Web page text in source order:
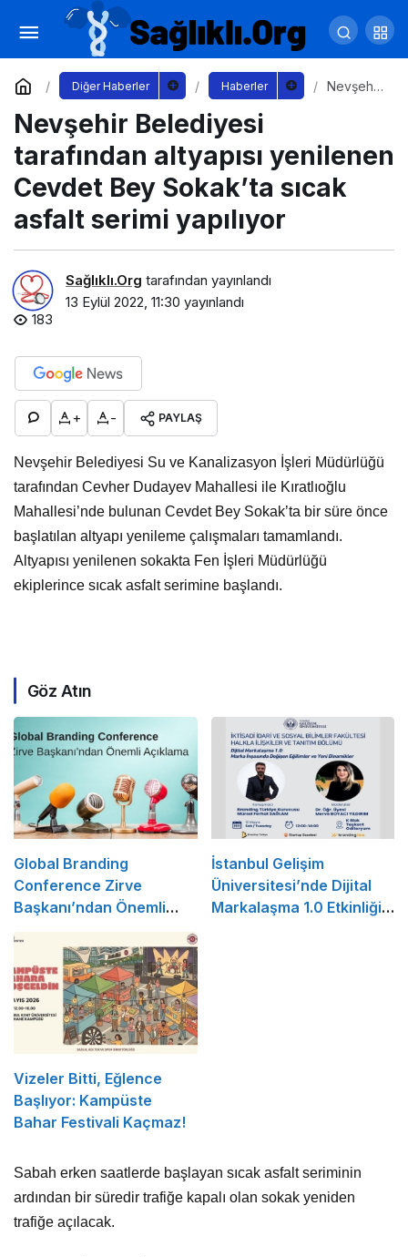
Diğer Haberler Haberler
Nevşehir
n
altyapısı
yenilene
n Cevdet
Nevşehir Belediyesi
tarafından altyapısı yenilenen
Cevdet Bey Sokak’ta sıcak
asfalt serimi yapılıyor
Sağlıklı.Org tarafından yayınlandı
13 Eylül 2022, 11:30 yayınlandı
183
+ - PAYLAŞ
Nevşehir Belediyesi Su ve Kanalizasyon İşleri Müdürlüğü
tarafından Cevher Dudayev Mahallesi ile Kıratlıoğlu
Mahallesi’nde bulunan Cevdet Bey Sokak’ta bir süre önce
başlatılan altyapı yenileme çalışmaları tamamlandı.
Altyapısı yenilenen sokakta Fen İşleri Müdürlüğü
ekiplerince sıcak asfalt serimine başlandı.
Göz Atın
Global Branding
Conference Zirve
Başkanı’ndan Önemli
Açıklama
İstanbul Gelişim
Üniversitesi’nde Dijital
Markalaşma 1.0 Etkinliği
Vizeler Bitti, Eğlence
Başlıyor: Kampüste
Bahar Festivali Kaçmaz!
Sabah erken saatlerde başlayan sıcak asfalt seriminin
ardından bir süredir trafiğe kapalı olan sokak yeniden
trafiğe açılacak.
Milli Eğitim Bakan Yardımcısı Petek Aşkar,
İzmir’de Bir Dizi Ziyarette Bulundu
Yorum Yap Paylaş